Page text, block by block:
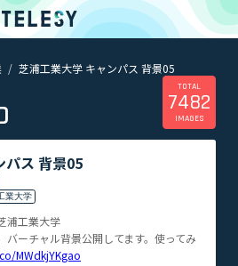
ホーム
TELESYについて
芝浦工業大学 キャンパス 背景05
TOTAL
7482
IMAGES
パス 背景05
業大学
浦工業大学
バーチャル背景公開してます。使ってみ
MWdkjYKgao